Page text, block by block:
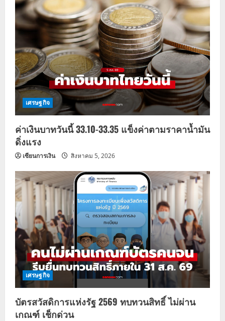
เศรษฐกิจ
ค่าเงินบาทวันนี้ 33.10-33.35 แข็งค่าตามราคาน้ำมัน
ดิ่งแรง
เซียนการเงิน สิงหาคม 5, 2026
เศรษฐกิจ
บัตรสวัสดิการแห่งรัฐ 2569 ทบทวนสิทธิ์ ไม่ผ่าน
เกณฑ์ เช็กด่วน